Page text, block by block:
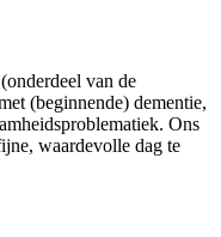
van de
(beginnende) dementie,
Ons
waardevolle dag te